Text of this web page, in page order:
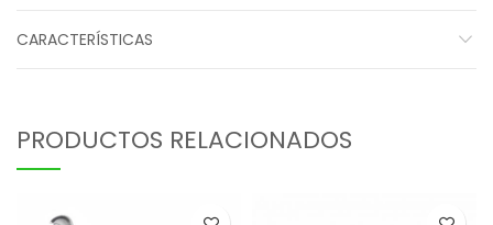
CARACTERÍSTICAS
PRODUCTOS RELACIONADOS